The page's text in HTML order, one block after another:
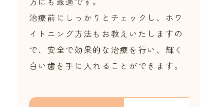
治療前にしっかりとチェックし、ホワ
イトニング方法もお教えいたしますの
で、安全で効果的な治療を行い、輝く
白い歯を手に入れることができます。